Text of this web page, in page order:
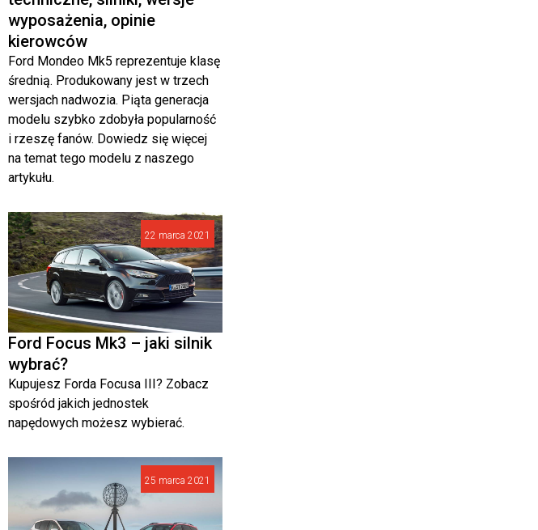
wyposażenia, opinie
kierowców
Ford Mondeo Mk5 reprezentuje klasę
średnią. Produkowany jest w trzech
wersjach nadwozia. Piąta generacja
modelu szybko zdobyła popularność
i rzeszę fanów. Dowiedz się więcej
na temat tego modelu z naszego
artykułu.
22 marca 2021
Ford Focus Mk3 – jaki silnik
wybrać?
Kupujesz Forda Focusa III? Zobacz
spośród jakich jednostek
napędowych możesz wybierać.
25 marca 2021